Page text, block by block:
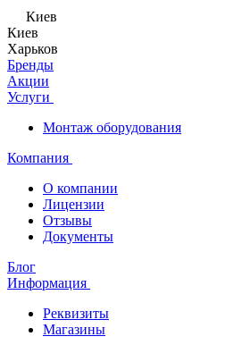
Киев
Киев
Харьков
Бренды
Акции
Услуги
Монтаж оборудования
Компания
О компании
Лицензии
Отзывы
Документы
Блог
Информация
Реквизиты
Магазины